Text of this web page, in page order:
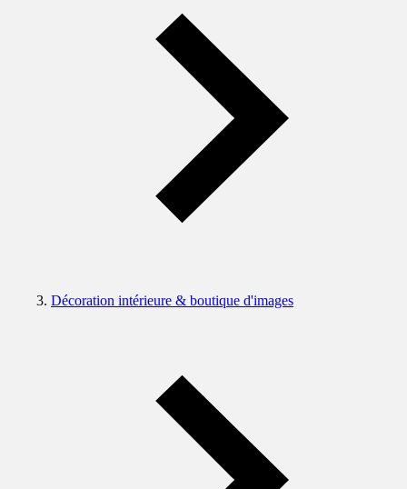
Décoration intérieure & boutique d'images